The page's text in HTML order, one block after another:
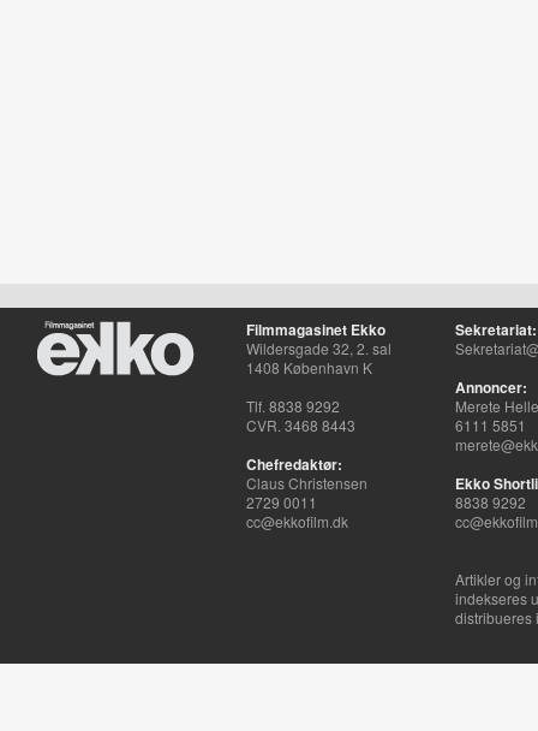
Filmmagasinet Ekko
Wildersgade 32, 2. sal
1408 København K
Tlf. 8838 9292
CVR. 3468 8443
Chefredaktør:
Claus Christensen
2729 0011
cc@ekkofilm.dk
Sekretariat:
Annoncer:
Merete
6111 5851
Ekko
8838 9292
Artikler og
indekseres
distribueres